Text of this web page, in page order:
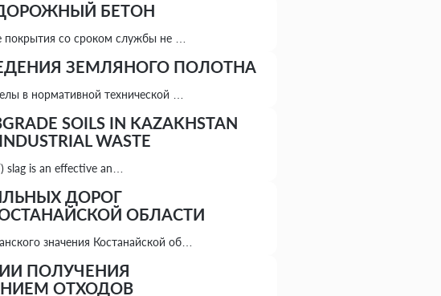
БЕТОН
со сроком службы не …
ЗЕМЛЯНОГО ПОЛОТНА
в нормативной технической …
SOILS IN KAZAKHSTAN
WASTE
slag is an effective an…
ДОРОГ
ОБЛАСТИ
значения Костанайской об…
ПОЛУЧЕНИЯ
ОТХОДОВ